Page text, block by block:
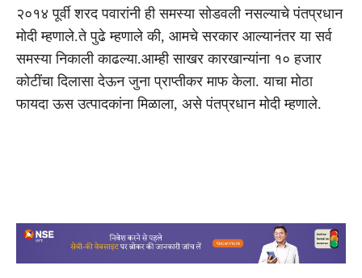
२०१४ पूर्वी शरद पवारांनी ही समस्या सोडवली नसल्याचे पंतप्रधान
मोदी म्हणाले.ते पुढे म्हणाले की, आमचे सरकार आल्यानंतर या सर्व
समस्या निकाली काढल्या.आम्ही साखर कारखान्यांना १० हजार
कोटींचा दिलासा देऊन जुना प्राप्तीकर माफ केला. याचा मोठा
फायदा ऊस उत्पादकांना मिळाला, असे पंतप्रधान मोदी म्हणाले.